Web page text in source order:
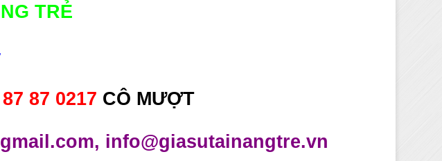
TRẺ
87 0217 CÔ MƯỢT
info@giasutainangtre.vn